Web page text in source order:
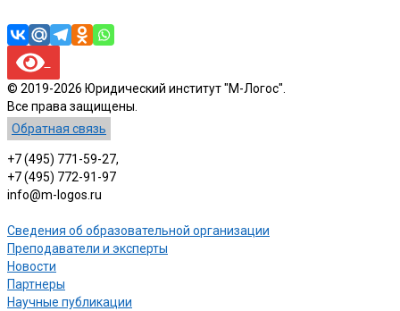
© 2019-2026 Юридический институт "М-Логос".
Все права защищены.
Обратная связь
+7 (495) 771-59-27,
+7 (495) 772-91-97
info@m-logos.ru
Сведения об образовательной организации
Преподаватели и эксперты
Новости
Партнеры
Научные публикации